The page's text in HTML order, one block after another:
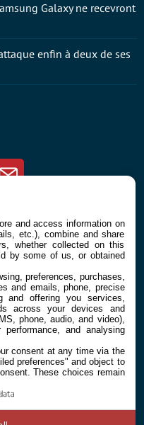
Newsletter
Galaxy ne recevront
enfin à deux de ses
and access information on
etc.), combine and share
whether collected on this
by some of us, or obtained
preferences, purchases,
and emails, phone, precise
and offering you services,
across your devices and
phone, audio, and video),
performance, and analysing
consent at any time via the
preferences" and object to
These choices remain